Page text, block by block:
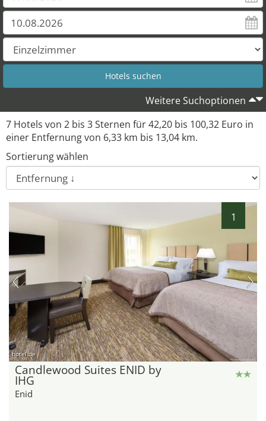
Weitere Suchoptionen
7 Hotels von 2 bis 3Sternen für42,20 bis 100,32 Euro in
einer Entfernung von 6,33 km bis 13,04 km.
Sortierung wählen
1
hotel.de
Candlewood Suites ENID by
IHG
Enid